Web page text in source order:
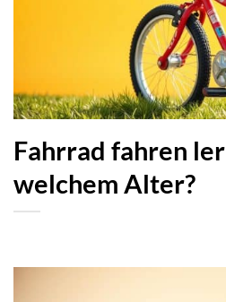
Fahrrad fahren
welchem Alter?